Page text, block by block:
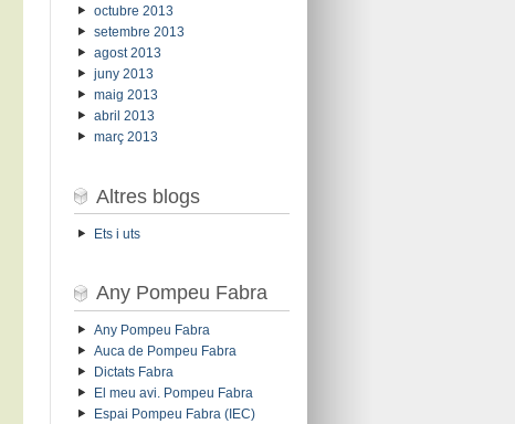
octubre 2013
setembre 2013
agost 2013
juny 2013
maig 2013
abril 2013
març 2013
Altres blogs
Ets i uts
Any Pompeu Fabra
Any Pompeu Fabra
Auca de Pompeu Fabra
Dictats Fabra
El meu avi. Pompeu Fabra
Espai Pompeu Fabra (IEC)